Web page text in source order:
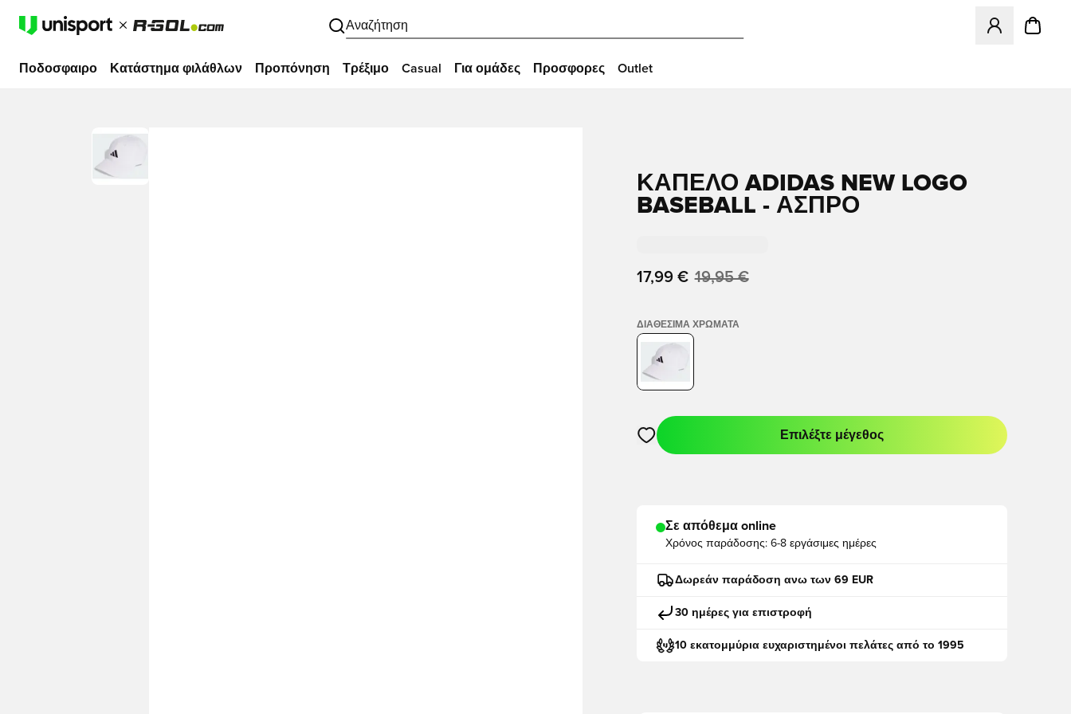
Αναζήτηση
Ανοίγει ένα
Ποδοσφαιρο Κατάστημα φιλάθλων Προπόνηση Τρέξιμο Casual Για ομάδες Προσφορες Outlet
ΚΑΠΈΛΟ ADIDAS NEW LOGO
BASEBALL - ΆΣΠΡΟ
17,99 € 19,95 €
ΔΙΑΘΈΣΙΜΑ ΧΡΏΜΑΤΑ
Ανοίγει ένα Modal για να συνδεθείτε ή να εγγραφείτε ως μέλος
Επιλέξτε μέγεθος
Σε απόθεμα online
Χρόνος παράδοσης: 6-8 εργάσιμες ημέρες
Δωρεάν παράδοση ανω των 69 EUR
30 ημέρες για επιστροφή
10 εκατομμύρια ευχαριστημένοι πελάτες από το 1995